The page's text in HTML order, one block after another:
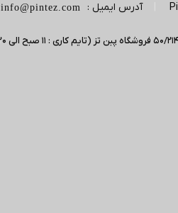
آدرس ایمیل : info@pintez.com